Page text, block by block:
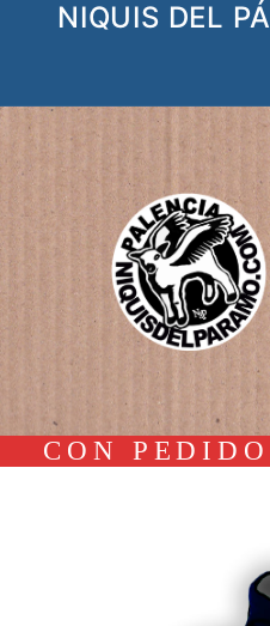
contenido
NIQUIS DEL
CON